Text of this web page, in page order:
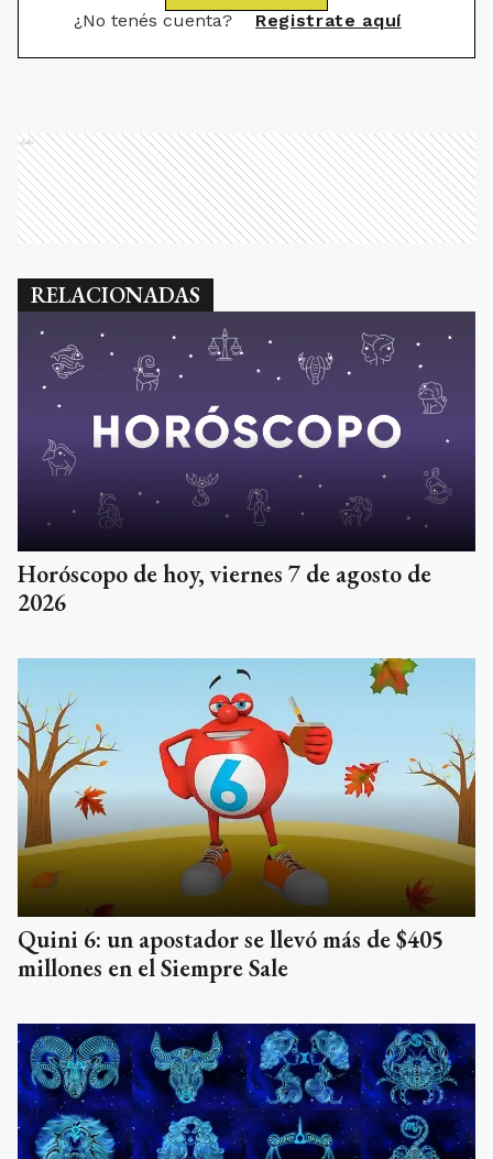
¿No tenés cuenta? Registrate aquí
Ads
RELACIONADAS
Horóscopo de hoy, viernes 7 de agosto de
2026
Quini 6: un apostador se llevó más de $405
millones en el Siempre Sale